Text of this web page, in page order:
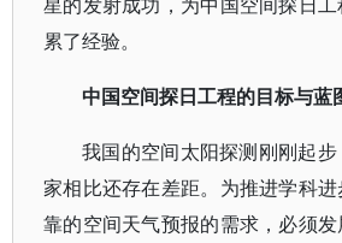
累了经验。
中国空间探日工程的目标与蓝
我国的空间太阳探测刚刚起
家相比还存在差距。为推进学科
靠的空间天气预报的需求，必须发